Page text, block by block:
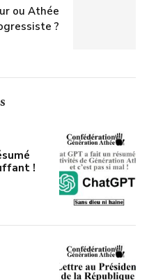
ou Athée
?
!